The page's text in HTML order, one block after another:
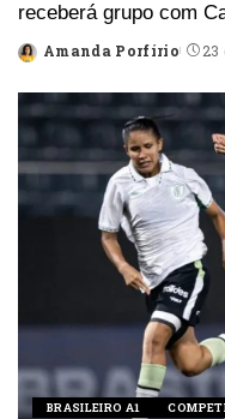
receberá grupo com
Posted
Amanda Porfírio 23
BRASILEIRO A1